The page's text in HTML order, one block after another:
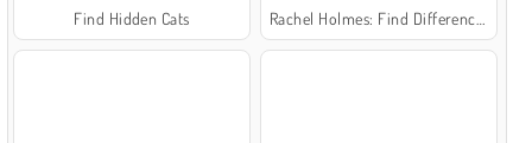
Find Hidden Cats